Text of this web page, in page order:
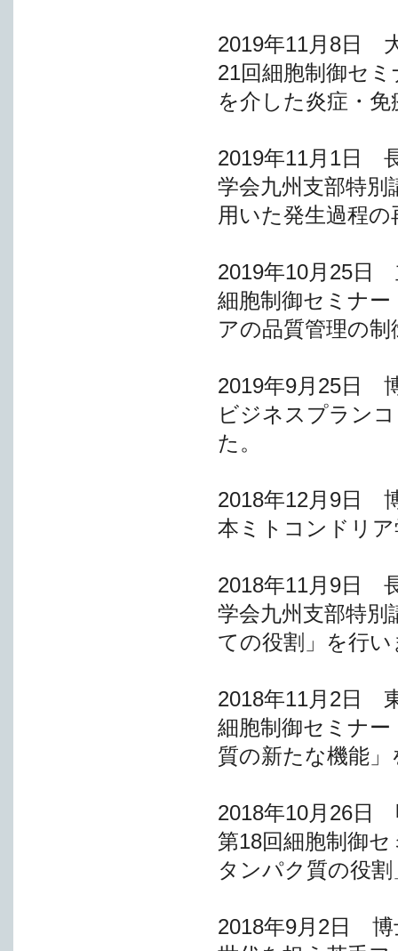
2019年11月8日
21回細胞制御セ
を介した炎症・
2019年11月1日
学会九州支部特別
用いた発生過程
2019年10月25日
細胞制御セミナ
アの品質管理の
2019年9月25日
ビジネスプラン
た。
2018年12月9日
本ミトコンドリ
2018年11月9日
学会九州支部特別
ての役割」を行
2018年11月2日
細胞制御セミナ
質の新たな機能
2018年10月26日
第18回細胞制御
タンパク質の役
2018年9月2日 博